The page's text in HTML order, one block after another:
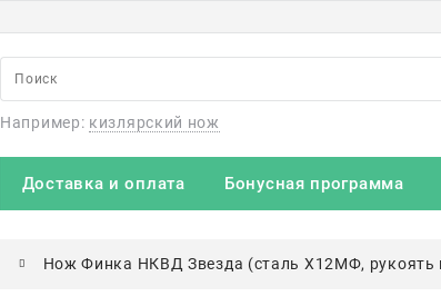
Например: кизлярский нож
Доставка и оплата Бонусная программа
Нож Финка НКВД Звезда (сталь Х12МФ, рукоять